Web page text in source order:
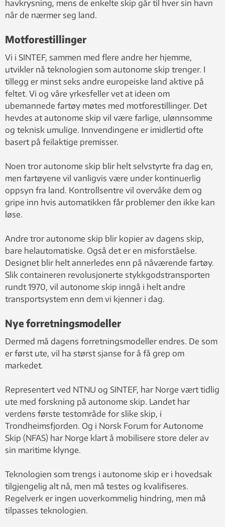
havkrysning, mens de enkelte skip går til hver sin havn
når de nærmer seg land.
Motforestillinger
Vi i SINTEF, sammen med flere andre her hjemme,
utvikler nå teknologien som autonome skip trenger. I
tillegg er minst seks andre europeiske land aktive på
feltet. Vi og våre yrkesfeller vet at ideen om
ubemannede fartøy møtes med motforestillinger. Det
hevdes at autonome skip vil være farlige, ulønnsomme
og teknisk umulige. Innvendingene er imidlertid ofte
basert på feilaktige premisser.
Noen tror autonome skip blir helt selvstyrte fra dag en,
men fartøyene vil vanligvis være under kontinuerlig
oppsyn fra land. Kontrollsentre vil overvåke dem og
gripe inn hvis automatikken får problemer den ikke kan
løse.
Andre tror autonome skip blir kopier av dagens skip,
bare helautomatiske. Også det er en misforståelse.
Designet blir helt annerledes enn på nåværende fartøy.
Slik containeren revolusjonerte stykkgodstransporten
rundt 1970, vil autonome skip inngå i helt andre
transportsystem enn dem vi kjenner i dag.
Nye forretningsmodeller
Dermed må dagens forretningsmodeller endres. De som
er først ute, vil ha størst sjanse for å få grep om
markedet.
Representert ved NTNU og SINTEF, har Norge vært tidlig
ute med forskning på autonome skip. Landet har
verdens første testområde for slike skip, i
Trondheimsfjorden. Og i Norsk Forum for Autonome
Skip (NFAS) har Norge klart å mobilisere store deler av
sin maritime klynge.
Teknologien som trengs i autonome skip er i hovedsak
tilgjengelig alt nå, men må testes og kvalifiseres.
Regelverk er ingen uoverkommelig hindring, men må
tilpasses teknologien.